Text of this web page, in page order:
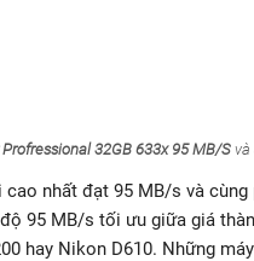
32GB 633x 95 MB/S và
nhất đạt 95 MB/s và
95 MB/s tối ưu giữa giá
hay Nikon D610. Những